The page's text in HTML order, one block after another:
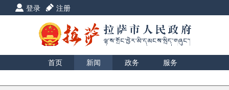
登录 注册
首页 新闻 政务
服务